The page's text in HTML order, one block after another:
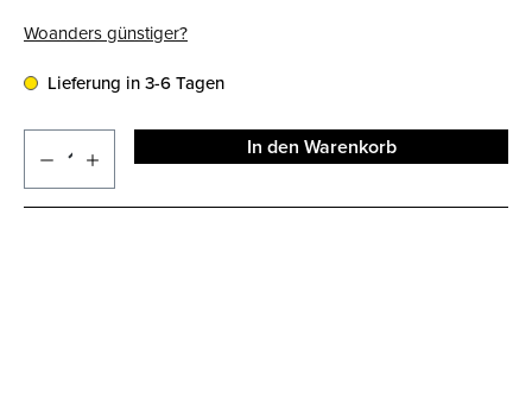
Woanders günstiger?
Lieferung in 3-6 Tagen
In den Warenkorb